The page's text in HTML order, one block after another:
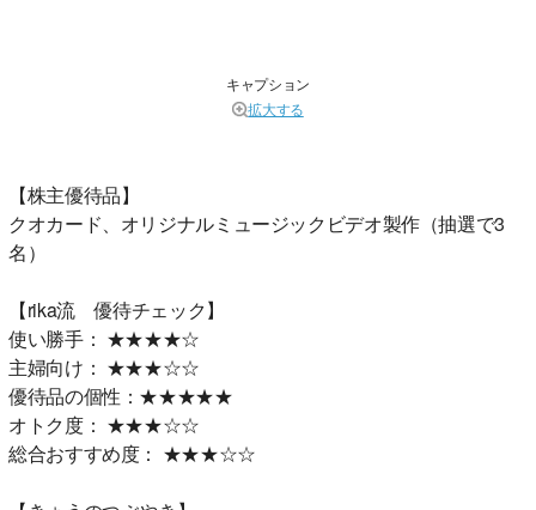
キャプション
拡大する
【株主優待品】
クオカード、オリジナルミュージックビデオ製作（抽選で3
名）
【rika流 優待チェック】
使い勝手： ★★★★☆
主婦向け： ★★★☆☆
優待品の個性：★★★★★
オトク度： ★★★☆☆
総合おすすめ度： ★★★☆☆